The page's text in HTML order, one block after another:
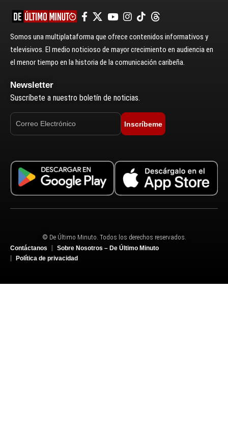
Somos una multiplataforma que ofrece contenidos informativos y
televisivos. El medio noticioso de mayor crecimiento en audiencia en
el menor tiempo en la historia de la comunicación caribeña.
Newsletter
Suscríbete a nuestro boletín de noticias.
Inscríbeme
© De Último Minuto. Todos los derechos reservados.
Contáctanos
Sobre Nosotros – De Último Minuto
Política de privacidad